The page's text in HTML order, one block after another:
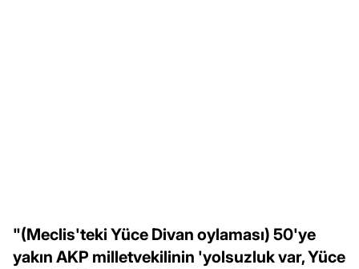
"(Meclis'teki Yüce Divan oylaması) 50'ye
yakın AKP milletvekilinin 'yolsuzluk var, Yüce